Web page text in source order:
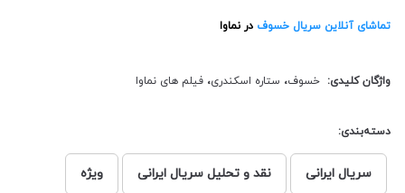
تماشای آنلاین سریال خسوف در نماوا
واژگان کلیدی: خسوف، ستاره اسکندری، فیلم های نماوا
دسته‌بندی:
سریال ایرانی نقد و تحلیل سریال ایرانی ویژه